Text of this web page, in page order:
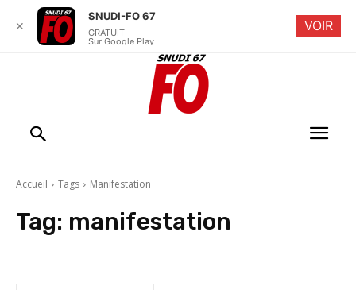
Accueil Tags Manifestation
Tag: manifestation
✕
SNUDI-FO 67
GRATUIT
Sur Google Play
VOIR